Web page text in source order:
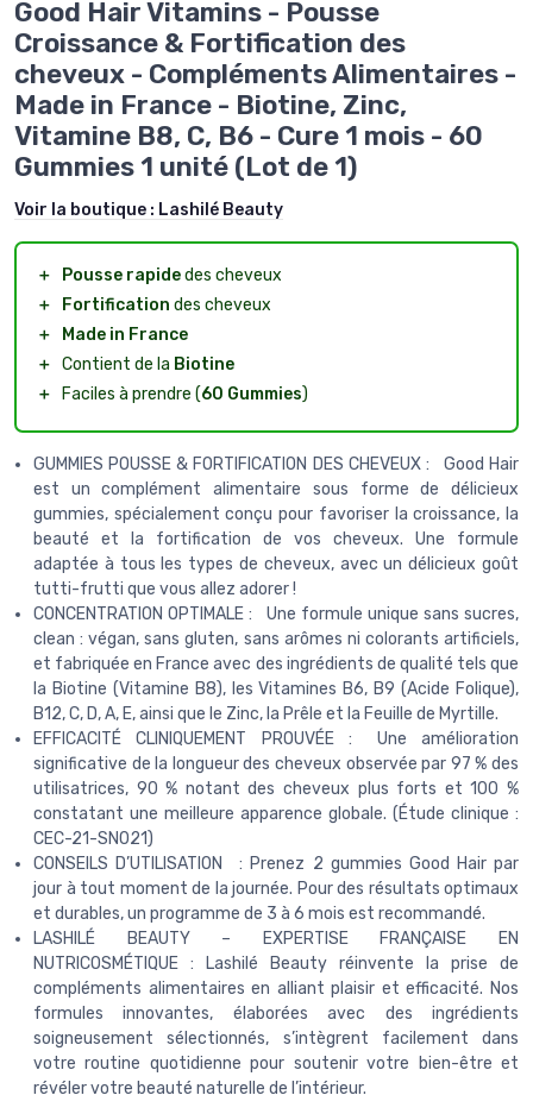
Good Hair Vitamins - Pousse
Croissance & Fortification des
cheveux - Compléments Alimentaires -
Made in France - Biotine, Zinc,
Vitamine B8, C, B6 - Cure 1 mois - 60
Gummies 1 unité (Lot de 1)
Voir la boutique : Lashilé Beauty
＋ Pousse rapidedes cheveux
＋
Fortification des cheveux
＋
Made in France
＋ Contient de la Biotine
＋
Faciles à prendre (60 Gummies)
GUMMIES POUSSE & FORTIFICATION DES CHEVEUX : Good Hair
est un complément alimentaire sous forme de délicieux
gummies, spécialement conçu pour favoriser la croissance, la
beauté et la fortification de vos cheveux. Une formule
adaptée à tous les types de cheveux, avec un délicieux goût
tutti-frutti que vous allez adorer !
CONCENTRATION OPTIMALE : Une formule unique sans sucres,
clean : végan, sans gluten, sans arômes ni colorants artificiels,
et fabriquée en France avec des ingrédients de qualité tels que
la Biotine (Vitamine B8), les Vitamines B6, B9 (Acide Folique),
B12, C, D, A, E, ainsi que le Zinc, la Prêle et la Feuille de Myrtille.
EFFICACITÉ CLINIQUEMENT PROUVÉE : Une amélioration
significative de la longueur des cheveux observée par 97 % des
utilisatrices, 90 % notant des cheveux plus forts et 100 %
constatant une meilleure apparence globale. (Étude clinique :
CEC-21-SN021)
CONSEILS D’UTILISATION : Prenez 2 gummies Good Hair par
jour à tout moment de la journée. Pour des résultats optimaux
et durables, un programme de 3 à 6 mois est recommandé.
LASHILÉ BEAUTY – EXPERTISE FRANÇAISE EN
NUTRICOSMÉTIQUE : Lashilé Beauty réinvente la prise de
compléments alimentaires en alliant plaisir et efficacité. Nos
formules innovantes, élaborées avec des ingrédients
soigneusement sélectionnés, s’intègrent facilement dans
votre routine quotidienne pour soutenir votre bien-être et
révéler votre beauté naturelle de l’intérieur.